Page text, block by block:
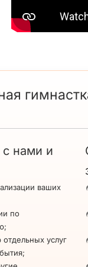
нами и
ваших
по
услуг